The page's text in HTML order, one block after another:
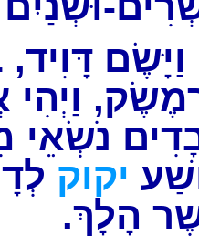
דָּוִיד,
וַיְהִי
נֹשְׂאֵי
יקוק
הָלָךְ.